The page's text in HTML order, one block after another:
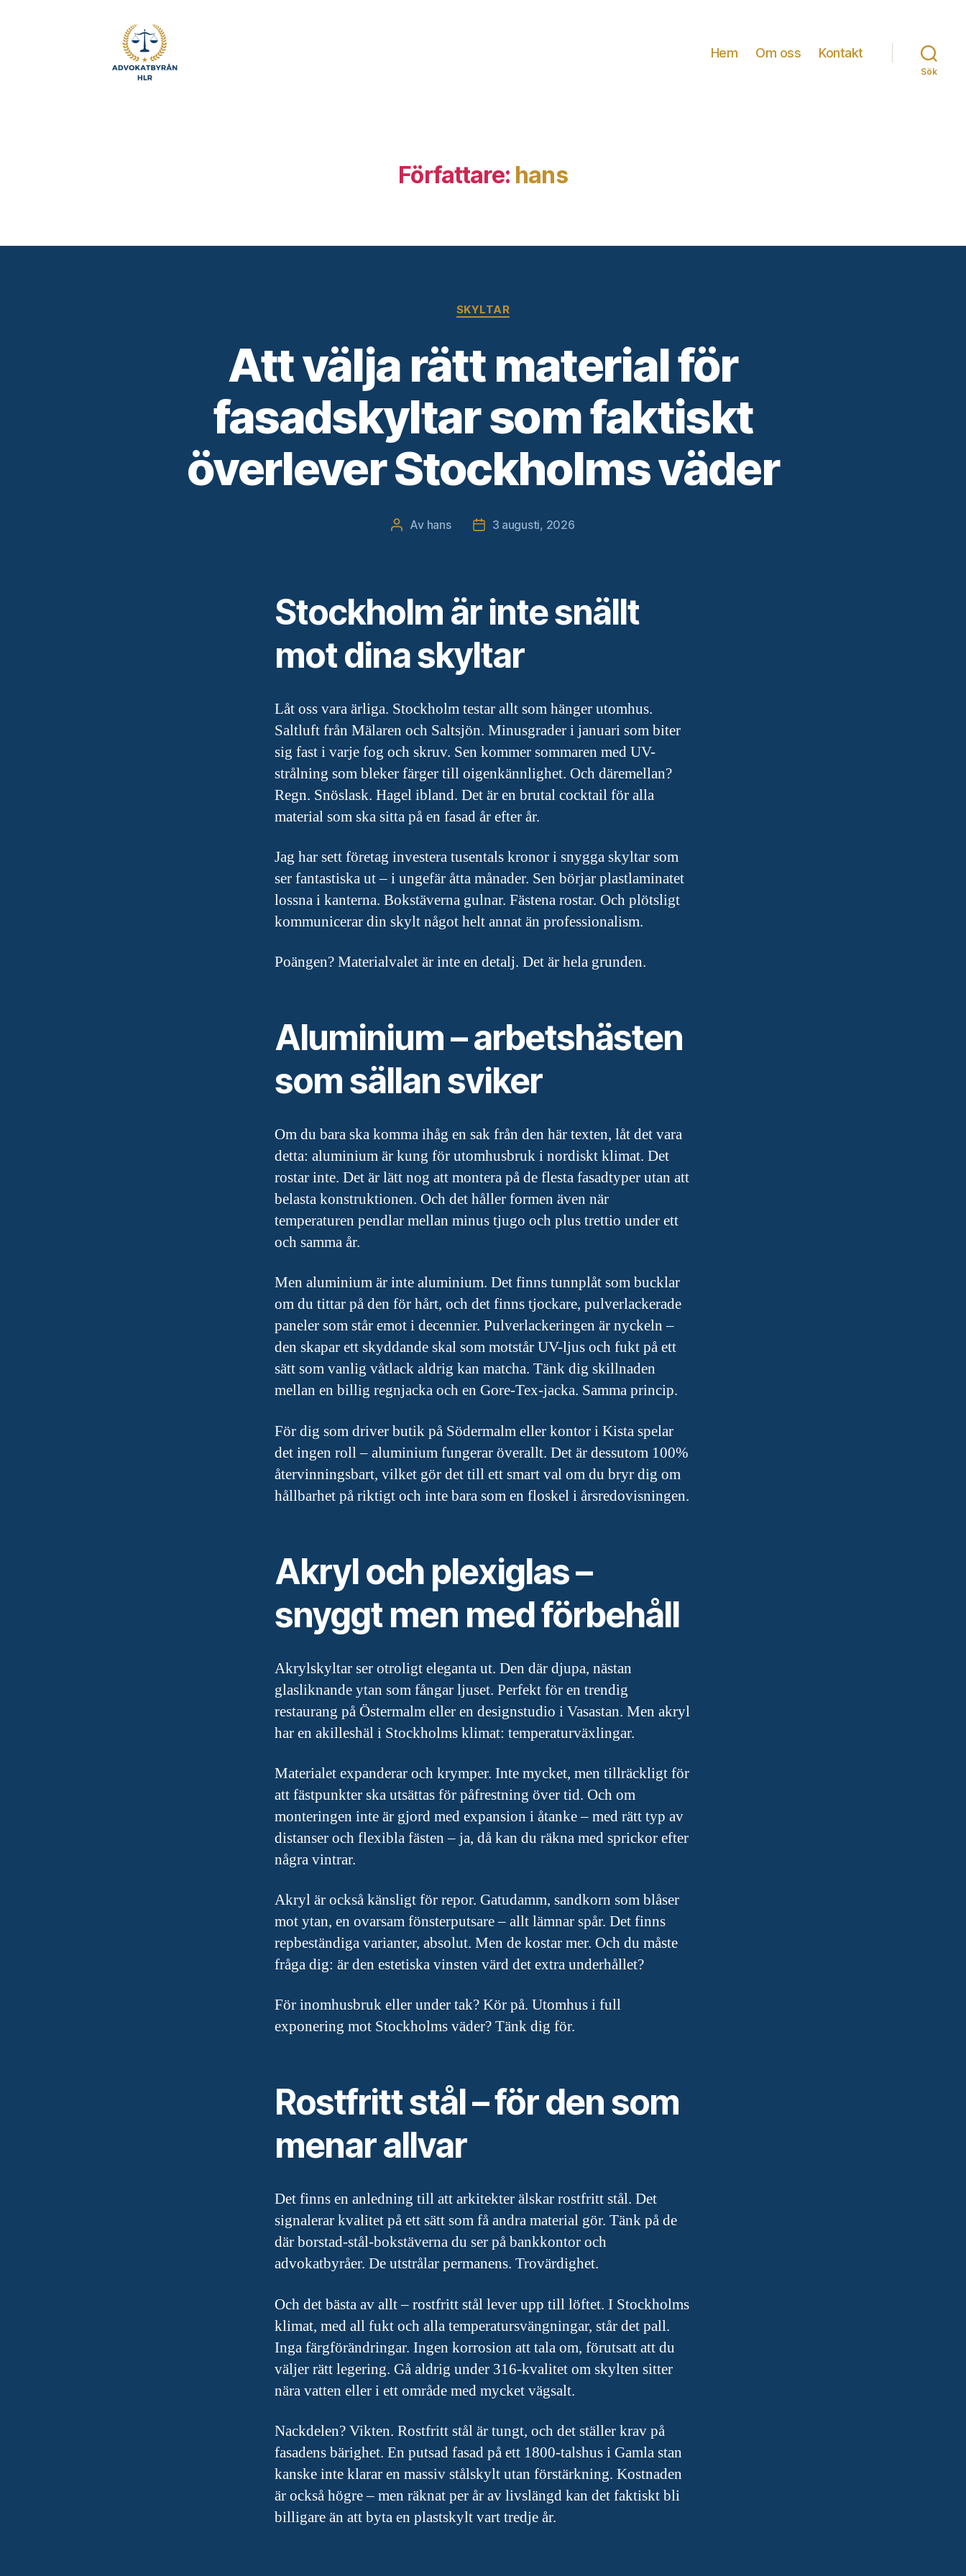
Hem Om oss Kontakt
Sök
Författare: hans
Kategorier
SKYLTAR
Att välja rätt material för
fasadskyltar som faktiskt
överlever Stockholms väder
Inläggsförfattare
Av hans Inläggsdatum
3 augusti, 2026
Stockholm är inte snällt
mot dina skyltar
Låt oss vara ärliga. Stockholm testar allt som hänger utomhus.
Saltluft från Mälaren och Saltsjön. Minusgrader i januari som biter
sig fast i varje fog och skruv. Sen kommer sommaren med UV-
strålning som bleker färger till oigenkännlighet. Och däremellan?
Regn. Snöslask. Hagel ibland. Det är en brutal cocktail för alla
material som ska sitta på en fasad år efter år.
Jag har sett företag investera tusentals kronor i snygga skyltar som
ser fantastiska ut – i ungefär åtta månader. Sen börjar plastlaminatet
lossna i kanterna. Bokstäverna gulnar. Fästena rostar. Och plötsligt
kommunicerar din skylt något helt annat än professionalism.
Poängen? Materialvalet är inte en detalj. Det är hela grunden.
Aluminium – arbetshästen
som sällan sviker
Om du bara ska komma ihåg en sak från den här texten, låt det vara
detta: aluminium är kung för utomhusbruk i nordiskt klimat. Det
rostar inte. Det är lätt nog att montera på de flesta fasadtyper utan att
belasta konstruktionen. Och det håller formen även när
temperaturen pendlar mellan minus tjugo och plus trettio under ett
och samma år.
Men aluminium är inte aluminium. Det finns tunnplåt som bucklar
om du tittar på den för hårt, och det finns tjockare, pulverlackerade
paneler som står emot i decennier. Pulverlackeringen är nyckeln –
den skapar ett skyddande skal som motstår UV-ljus och fukt på ett
sätt som vanlig våtlack aldrig kan matcha. Tänk dig skillnaden
mellan en billig regnjacka och en Gore-Tex-jacka. Samma princip.
För dig som driver butik på Södermalm eller kontor i Kista spelar
det ingen roll – aluminium fungerar överallt. Det är dessutom 100%
återvinningsbart, vilket gör det till ett smart val om du bryr dig om
hållbarhet på riktigt och inte bara som en floskel i årsredovisningen.
Akryl och plexiglas –
snyggt men med förbehåll
Akrylskyltar ser otroligt eleganta ut. Den där djupa, nästan
glasliknande ytan som fångar ljuset. Perfekt för en trendig
restaurang på Östermalm eller en designstudio i Vasastan. Men akryl
har en akilleshäl i Stockholms klimat: temperaturväxlingar.
Materialet expanderar och krymper. Inte mycket, men tillräckligt för
att fästpunkter ska utsättas för påfrestning över tid. Och om
monteringen inte är gjord med expansion i åtanke – med rätt typ av
distanser och flexibla fästen – ja, då kan du räkna med sprickor efter
några vintrar.
Akryl är också känsligt för repor. Gatudamm, sandkorn som blåser
mot ytan, en ovarsam fönsterputsare – allt lämnar spår. Det finns
repbeständiga varianter, absolut. Men de kostar mer. Och du måste
fråga dig: är den estetiska vinsten värd det extra underhållet?
För inomhusbruk eller under tak? Kör på. Utomhus i full
exponering mot Stockholms väder? Tänk dig för.
Rostfritt stål – för den som
menar allvar
Det finns en anledning till att arkitekter älskar rostfritt stål. Det
signalerar kvalitet på ett sätt som få andra material gör. Tänk på de
där borstad-stål-bokstäverna du ser på bankkontor och
advokatbyråer. De utstrålar permanens. Trovärdighet.
Och det bästa av allt – rostfritt stål lever upp till löftet. I Stockholms
klimat, med all fukt och alla temperatursvängningar, står det pall.
Inga färgförändringar. Ingen korrosion att tala om, förutsatt att du
väljer rätt legering. Gå aldrig under 316-kvalitet om skylten sitter
nära vatten eller i ett område med mycket vägsalt.
Nackdelen? Vikten. Rostfritt stål är tungt, och det ställer krav på
fasadens bärighet. En putsad fasad på ett 1800-talshus i Gamla stan
kanske inte klarar en massiv stålskylt utan förstärkning. Kostnaden
är också högre – men räknat per år av livslängd kan det faktiskt bli
billigare än att byta en plastskylt vart tredje år.